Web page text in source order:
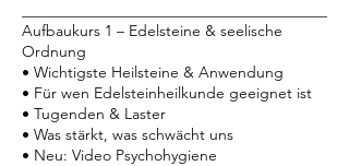
Aufbaukurs 1 – Edelsteine & seelische
Ordnung
• Wichtigste Heilsteine & Anwendung
• Für wen Edelsteinheilkunde geeignet ist
• Tugenden & Laster
• Was stärkt, was schwächt uns
• Neu: Video Psychohygiene